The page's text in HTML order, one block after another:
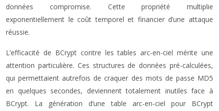
données compromise. Cette propriété multiplie
exponentiellement le coût temporel et financier d’une attaque
réussie.
L’efficacité de BCrypt contre les tables arc-en-ciel mérite une
attention particulière. Ces structures de données pré-calculées,
qui permettaient autrefois de craquer des mots de passe MD5
en quelques secondes, deviennent totalement inutiles face à
BCrypt. La génération d’une table arc-en-ciel pour BCrypt